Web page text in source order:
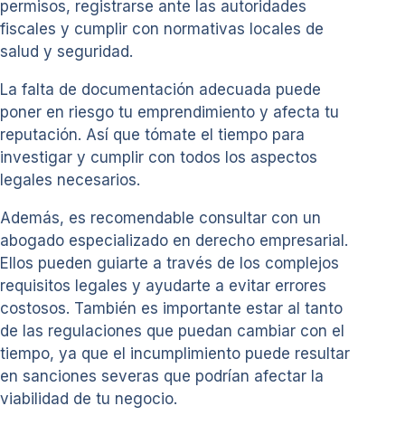
permisos, registrarse ante las autoridades
fiscales y cumplir con normativas locales de
salud y seguridad.
La falta de documentación adecuada puede
poner en riesgo tu emprendimiento y afecta tu
reputación. Así que tómate el tiempo para
investigar y cumplir con todos los aspectos
legales necesarios.
Además, es recomendable consultar con un
abogado especializado en derecho empresarial.
Ellos pueden guiarte a través de los complejos
requisitos legales y ayudarte a evitar errores
costosos. También es importante estar al tanto
de las regulaciones que puedan cambiar con el
tiempo, ya que el incumplimiento puede resultar
en sanciones severas que podrían afectar la
viabilidad de tu negocio.